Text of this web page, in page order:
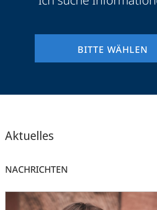
BITTE WÄHLEN
Aktuelles
NACHRICHTEN